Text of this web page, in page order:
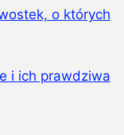
o których
i ich prawdziwa